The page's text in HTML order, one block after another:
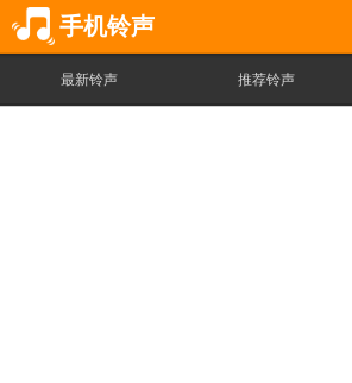
手机铃声
最新铃声 推荐铃声